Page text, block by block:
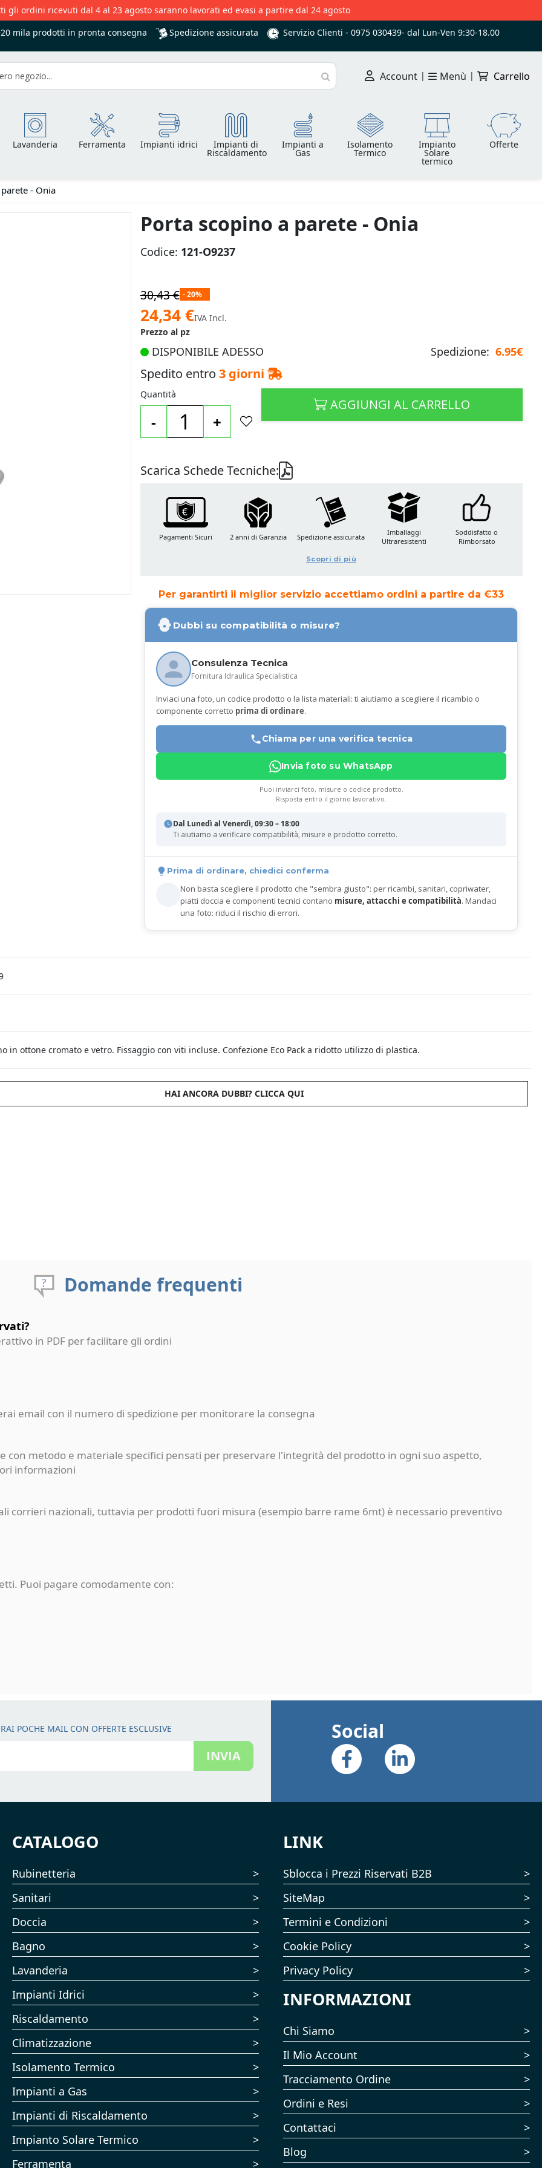
gli ordini ricevuti dal 4 al 23 agosto saranno lavorati ed evasi a partire dal 24 agosto
mila prodotti in pronta consegna Spedizione assicurata Servizio Clienti - 0975 030439- dal Lun-Ven 9:30-18.00
Cerca
Account | Menù | Carrello
Lavanderia Ferramenta Impianti idrici Impianti di
Riscaldamento
Impianti a
Gas
Isolamento
Termico
Impianto
Solare
termico
Offerte
- Onia
Porta scopino a parete - Onia
Codice: 121-O9237
30,43 € - 20%
Prezzo
speciale
24,34 €IVA Incl.
Prezzo al pz
DISPONIBILE ADESSO Spedizione: 6.95€
Spedito entro 3 giorni
Quantità
- +
AGGIUNGI AL CARRELLO
Scarica Schede Tecniche:
Per garantirti il miglior servizio accettiamo ordini a partire da €33
Dubbi su compatibilità o misure?
Consulenza Tecnica
Fornitura Idraulica Specialistica
Inviaci una foto, un codice prodotto o la lista materiali: ti aiutiamo a scegliere il ricambio o
componente corretto prima di ordinare.
Chiama per una verifica tecnica
Invia foto su WhatsApp
Puoi inviarci foto, misure o codice prodotto.
Risposta entro il giorno lavorativo.
Dal Lunedì al Venerdì, 09:30 – 18:00
Ti aiutiamo a verificare compatibilità, misure e prodotto corretto.
Prima di ordinare, chiedici conferma
Non basta scegliere il prodotto che "sembra giusto": per ricambi, sanitari, copriwater,
piatti doccia e componenti tecnici contano misure, attacchi e compatibilità. Mandaci
una foto: riduci il rischio di errori.
Pagamenti Sicuri 2 anni di Garanzia Spedizione assicurata
Imballaggi
Ultraresistenti
Soddisfatto o
Rimborsato
Scopri di più
in ottone cromato e vetro. Fissaggio con viti incluse. Confezione Eco Pack a ridotto utilizzo di plastica.
HAI ANCORA DUBBI? CLICCA QUI
Domande frequenti
in PDF per facilitare gli ordini
email con il numero di spedizione per monitorare la consegna
con metodo e materiale specifici pensati per preservare l'integrità del prodotto in ogni suo aspetto,
informazioni
corrieri nazionali, tuttavia per prodotti fuori misura (esempio barre rame 6mt) è necessario preventivo
Puoi pagare comodamente con:
POCHE MAIL CON OFFERTE ESCLUSIVE
INVIA
Social
CATALOGO
Rubinetteria
Sanitari
Doccia
Bagno
Lavanderia
Impianti Idrici
Riscaldamento
Climatizzazione
Isolamento Termico
Impianti a Gas
Impianti di Riscaldamento
Impianto Solare Termico
Ferramenta
LINK
Sblocca i Prezzi Riservati B2B
SiteMap
Termini e Condizioni
Cookie Policy
Privacy Policy
INFORMAZIONI
Chi Siamo
Il Mio Account
Tracciamento Ordine
Ordini e Resi
Contattaci
Blog